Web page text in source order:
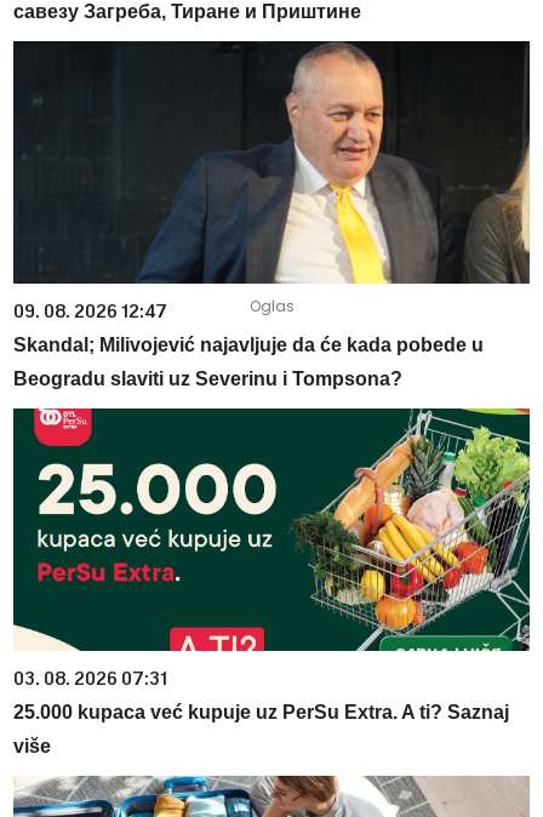
савезу Загреба, Тиране и Приштине
09. 08. 2026 12:47
Skandal; Milivojević najavljuje da će kada pobede u
Beogradu slaviti uz Severinu i Tompsona?
03. 08. 2026 07:31
25.000 kupaca već kupuje uz PerSu Extra. A ti? Saznaj
više